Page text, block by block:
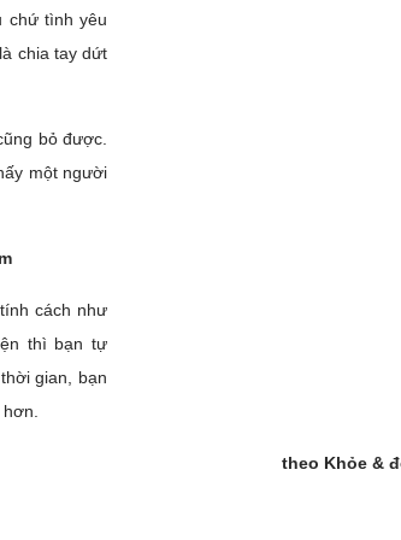
chứ tình yêu
chia tay dứt
bỏ được.
một người
cách như
thì bạn tự
gian, bạn
theo Khỏe &